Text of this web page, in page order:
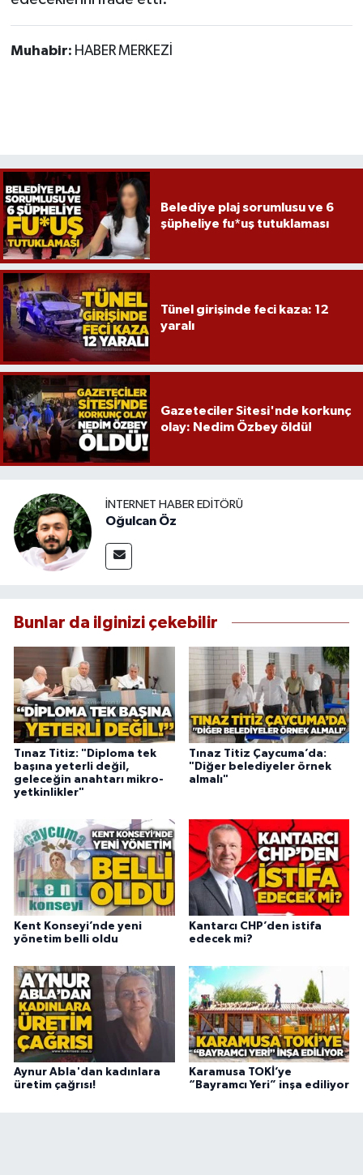
Muhabir: HABER MERKEZİ
Belediye plaj sorumlusu ve 6
şüpheliye fu*uş tutuklaması
Tünel girişinde feci kaza: 12
yaralı
Gazeteciler Sitesi'nde korkunç
olay: Nedim Özbey öldü!
İNTERNET HABER EDITÖRÜ
Oğulcan Öz
Bunlar da ilginizi çekebilir
Tınaz Titiz: "Diploma tek
başına yeterli değil,
geleceğin anahtarı mikro-
yetkinlikler"
Tınaz Titiz Çaycuma’da:
"Diğer belediyeler örnek
almalı"
Kent Konseyi’nde yeni
yönetim belli oldu
Kantarcı CHP’den istifa
edecek mi?
Aynur Abla'dan kadınlara
üretim çağrısı!
Karamusa TOKİ’ye
“Bayramcı Yeri” inşa ediliyor